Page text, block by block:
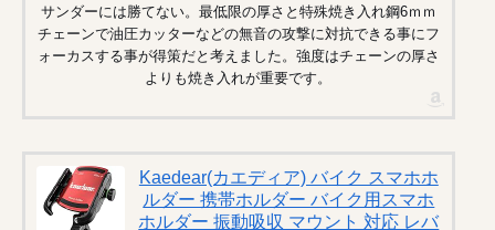
サンダーには勝てない。最低限の厚さと特殊焼き入れ鋼6ｍｍ
チェーンで油圧カッターなどの無音の攻撃に対抗できる事にフ
ォーカスする事が得策だと考えました。強度はチェーンの厚さ
よりも焼き入れが重要です。
Kaedear(カエディア) バイク スマホホ
ルダー 携帯ホルダー バイク用スマホ
ホルダー 振動吸収 マウント 対応 レバ